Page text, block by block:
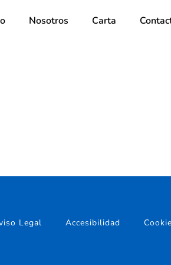
Nosotros Carta
Legal Accesibilidad